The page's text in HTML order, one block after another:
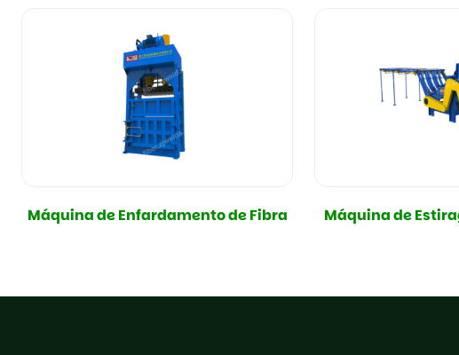
Máquina de Enfardamento de Fibra Máquina de